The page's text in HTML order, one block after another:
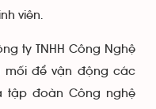
viên.
ty TNHH Công Nghệ
mối để vận động các
tập đoàn Công nghệ